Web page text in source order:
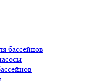
бассейнов